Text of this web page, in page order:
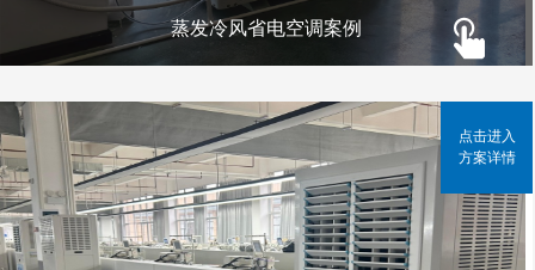
蒸发冷风省电空调案例
点击进入
方案详情